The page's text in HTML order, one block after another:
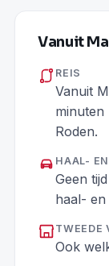
Vanuit
REIS
Vanuit
minuten
Roden.
HAAL-
Geen
haal-
TWEEDE
Ook